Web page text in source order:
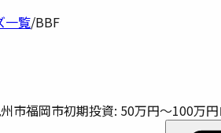
一覧/BBF
市福岡市初期投資: 50万円〜100万円